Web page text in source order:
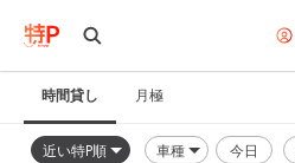
時間貸し 月極
近い特P順 車種 今日